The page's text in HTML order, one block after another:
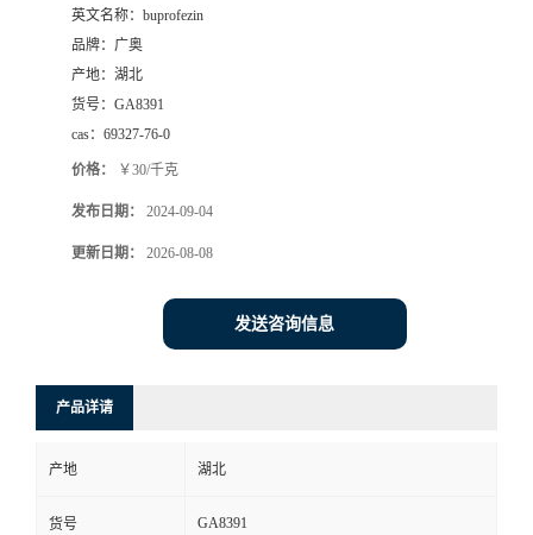
英文名称： buprofezin
品牌： 广奥
产地： 湖北
货号： GA8391
cas： 69327-76-0
价格： ￥30/千克
发布日期： 2024-09-04
更新日期： 2026-08-08
发送咨询信息
产品详请
产地 湖北
货号 GA8391